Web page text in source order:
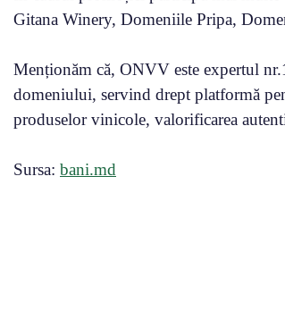
Gitana Winery, Domeniile Pripa,
Menționăm că, ONVV este expertul
domeniului, servind drept platformă
produselor vinicole, valorificarea
Sursa: bani.md